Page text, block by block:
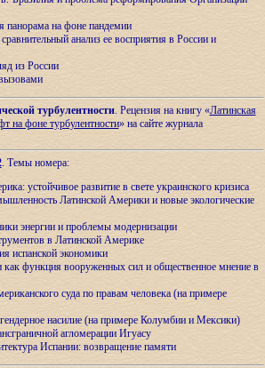
панорама на фоне пандемии
анализ ee восприятия в России и
из России
турбулентности. Рецензия на книгу «Латинская
на фоне турбулентности» на сайте журнала
. Темы номера:
устойчивое развитие в свете украинского кризиса
Латинской Америки и новые экологические
энергии и проблемы модернизации
в Латинской Америке
испанской экономики
функция вооруженных сил и общественное мнение в
суда по правам человека (на примере
насилие (на примере Колумбии и Мексики)
агломерации Игуасу
Испании: возвращение памяти